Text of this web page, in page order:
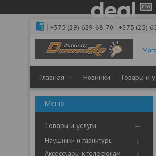
+375 (29) 629-68-70 +375 (25)
Главная Новинки Товары и
Товары и услуги
Наушники и гарнитуры
Аксессуары к телефонам